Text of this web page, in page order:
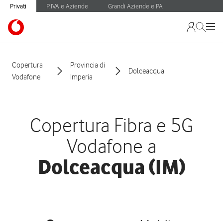
Privati P.IVA e Aziende Grandi Aziende e PA
Copertura
Vodafone
Provincia di
Imperia
Dolceacqua
Copertura Fibra e 5G
Vodafone a
Dolceacqua (IM)